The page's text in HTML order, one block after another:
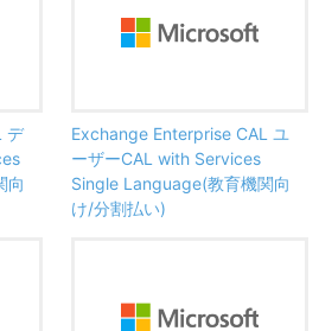
デ
向
Exchange Enterprise CAL ユ
ーザーCAL with Services
Single Language(教育機関向
け/分割払い)